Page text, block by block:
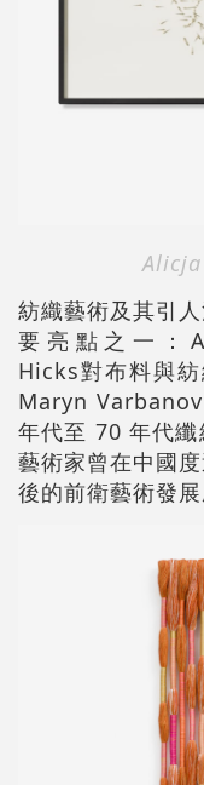
Alicja
紡織藝術及其引
要亮點之一：
Hicks對布料與
Maryn
年代至 70 年代纖
藝術家曾在中國
後的前衛藝術發展